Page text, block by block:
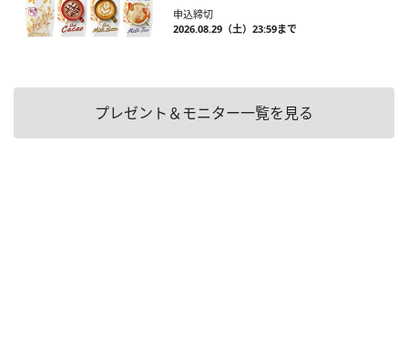
申込締切
2026.08.29（土）23:59まで
プレゼント＆モニター一覧を見る